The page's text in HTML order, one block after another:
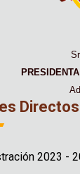
Directos
2023 -